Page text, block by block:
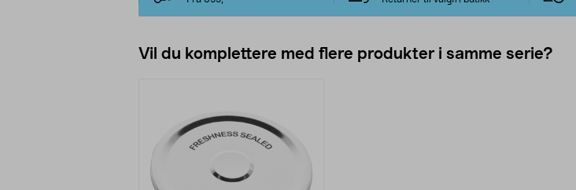
Vil du komplettere med flere produkter i samme serie?